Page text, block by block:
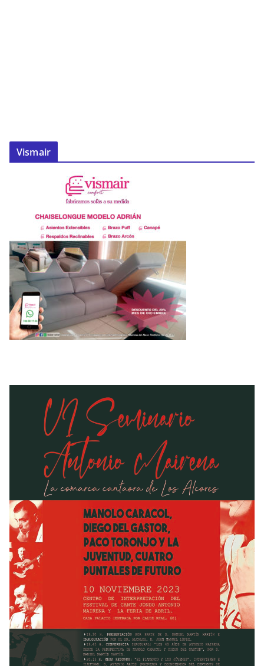
Vismair